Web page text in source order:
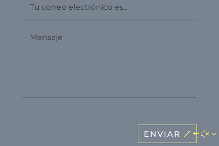
ENVIAR